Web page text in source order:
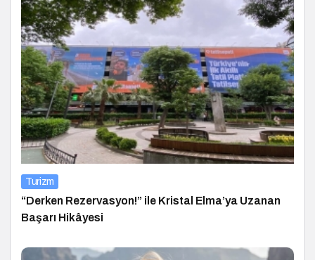
Turizm
“Derken Rezervasyon!” ile Kristal Elma’ya Uzanan
Başarı Hikâyesi